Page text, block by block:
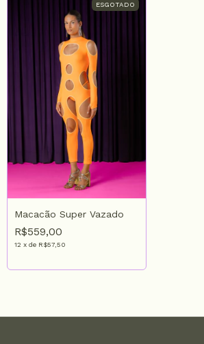
ESGOTADO
Macacão Super Vazado
R$559,00
12 x de R$57,50